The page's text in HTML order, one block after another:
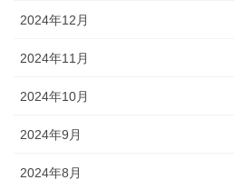
2024年12月
2024年11月
2024年10月
2024年9月
2024年8月